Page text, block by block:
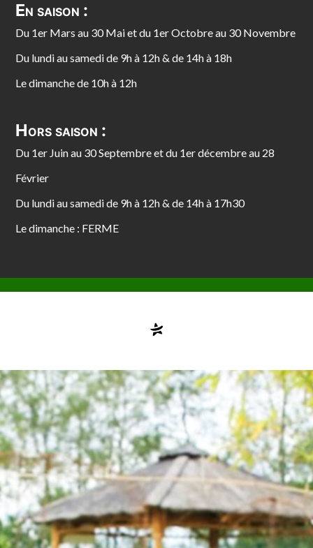
En saison :
Du 1er Mars au 30 Mai et du 1er Octobre au 30 Novembre
Du lundi au samedi de 9h à 12h & de 14h à 18h
Le dimanche de 10h à 12h
Hors saison :
Du 1er Juin au 30 Septembre et du 1er décembre au 28
Février
Du lundi au samedi de 9h à 12h & de 14h à 17h30
Le dimanche : FERME